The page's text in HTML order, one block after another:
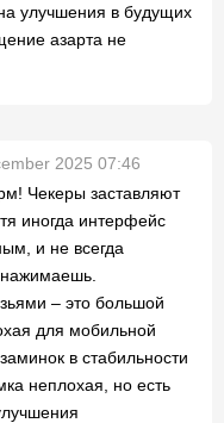
улучшения в будущих
азарта не
2025 07:46
Чекеры заставляют
иногда интерфейс
и не всегда
– это большой
для мобильной
в стабильности
неплохая, но есть